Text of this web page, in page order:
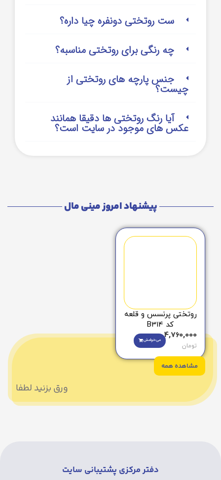
ست روتختی دونفره چیا داره؟
چه رنگی برای روتختی مناسبه؟
جنس پارچه های روتختی از
چیست؟
آیا رنگ روتختی ها دقیقا همانند
عکس های موجود در سایت است؟
پیشنهاد امروز مینی مال
روتختی پرنسس و قلعه
کد B314
4,760,000
تومان
می‌خوامش
مشاهده همه
ورق بزنید لطفا
دفتر مرکزی پشتیبانی سایت